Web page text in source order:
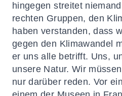
hingegen streitet
rechten Gruppen, den
haben verstanden, dass
gegen den Klimawandel
er uns alle betrifft. Uns,
unsere Natur. Wir
nur darüber reden. Vor